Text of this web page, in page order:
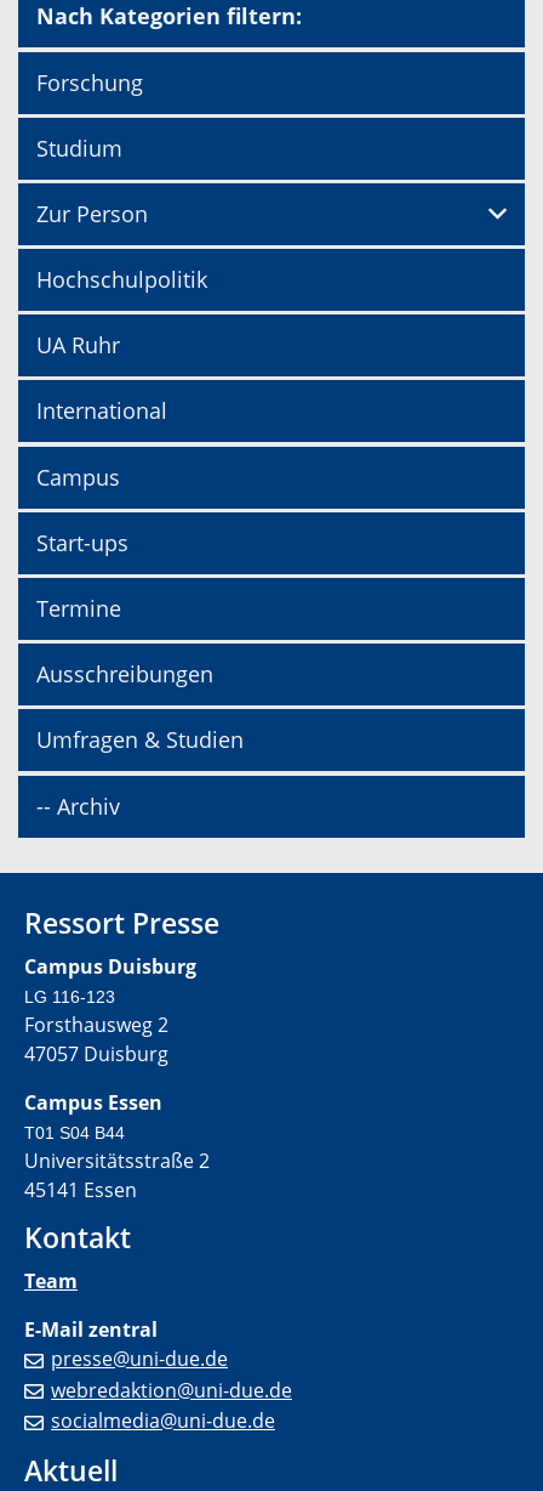
Nach Kategorien filtern:
Forschung
Studium
Zur Person
Hochschulpolitik
UA Ruhr
International
Campus
Start-ups
Termine
Ausschreibungen
Umfragen & Studien
-- Archiv
Ressort Presse
Campus Duisburg
LG 116-123
Forsthausweg 2
47057 Duisburg
Campus Essen
T01 S04 B44
Universitätsstraße 2
45141 Essen
Kontakt
Team
E-Mail zentral
presse@uni-due.de
webredaktion@uni-due.de
socialmedia@uni-due.de
Aktuell